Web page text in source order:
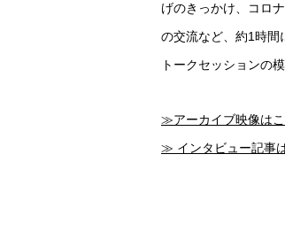
げのきっかけ、コロ
の交流など、約1時間
トークセッションの
≫アーカイブ映像は
≫ インタビュー記事